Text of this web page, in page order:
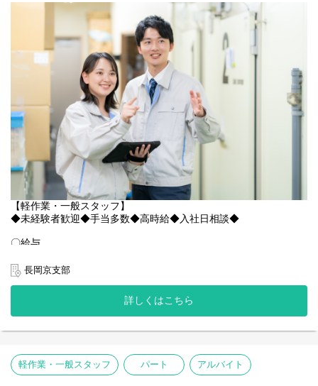
募下さい◎
〇アクセス
市川塩浜駅:徒歩2分
※バイク通勤OK！
〇求人特徴
・駅チカ！
・バイク通勤可
・資格保有者優遇
・制服貸与
・ヘルメット貸与
・残業代全額支給
・週払いOK
・誕生日月にプレゼント支給(規定あり)
・社員登用実績多数あり
ステップも可能です◎)
優しいスタッフが多く、皆様メリハリをつけながら仲良く働いて
くださっています◎
わからないことは優しく丁寧に教えてもらえる環境です！
声もいただいています！
キャリアアップ制度も整っているため、安定しながらリーダー候
【軽作業・一般スタッフ】
◆未経験者歓迎◆手当多数◆高時給◆入社日相談◆
〇給与
※１日12,950円×21＝271,950
※22時〜翌5時は深夜時給 1,750円
＜＜＜月収28万円実現可能です＞＞＞＞
ルワーク／
京都府長岡京市にある工場にて、商業用モーターの梱包スタッフ
長岡京支部
詳しくはこちら
軽作業・一般スタッフ パート アルバイト